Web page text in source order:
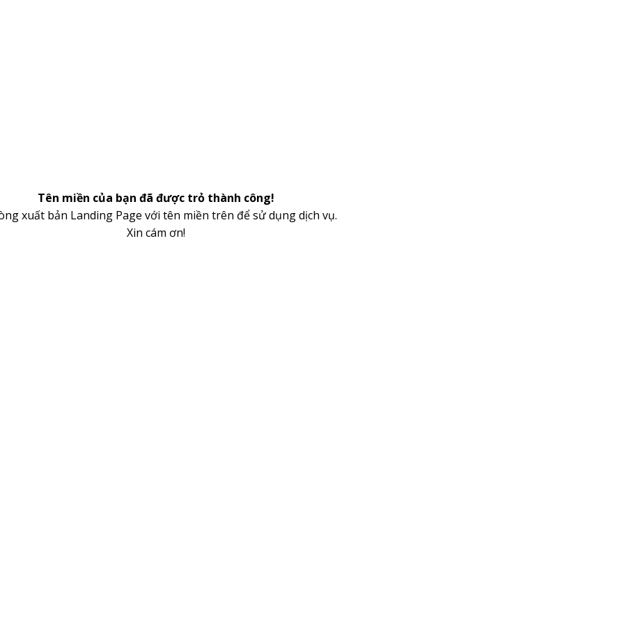
Tên miền của bạn đã được trỏ thành công!
xuất bản Landing Page với tên miền trên để sử dụng dịch vụ.
Xin cám ơn!